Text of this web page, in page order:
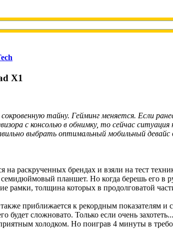
X1
тайну. Гейминг меняется. Если
с консолью в обнимку, то сейчас
выбрать оптимальный мобильный девайс
раскрученных брендах и взяли на тест
планшет. Но когда берешь его в
рамки, толщина которых в продолговатой
приближается к рекордным показателям и
будет сложновато. Только если очень
холодком. Но поиграв 4 минуты в